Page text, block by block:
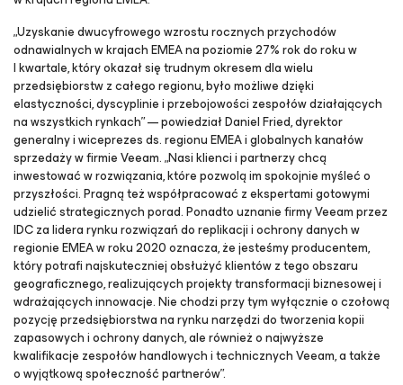
„Uzyskanie dwucyfrowego wzrostu rocznych przychodów
odnawialnych w krajach EMEA na poziomie 27% rok do roku w
I kwartale, który okazał się trudnym okresem dla wielu
przedsiębiorstw z całego regionu, było możliwe dzięki
elastyczności, dyscyplinie i przebojowości zespołów działających
na wszystkich rynkach” — powiedział Daniel Fried, dyrektor
generalny i wiceprezes ds. regionu EMEA i globalnych kanałów
sprzedaży w firmie Veeam. „Nasi klienci i partnerzy chcą
inwestować w rozwiązania, które pozwolą im spokojnie myśleć o
przyszłości. Pragną też współpracować z ekspertami gotowymi
udzielić strategicznych porad. Ponadto uznanie firmy Veeam przez
IDC za lidera rynku rozwiązań do replikacji i ochrony danych w
regionie EMEA w roku 2020 oznacza, że jesteśmy producentem,
który potrafi najskuteczniej obsłużyć klientów z tego obszaru
geograficznego, realizujących projekty transformacji biznesowej i
wdrażających innowacje. Nie chodzi przy tym wyłącznie o czołową
pozycję przedsiębiorstwa na rynku narzędzi do tworzenia kopii
zapasowych i ochrony danych, ale również o najwyższe
kwalifikacje zespołów handlowych i technicznych Veeam, a także
o wyjątkową społeczność partnerów”.